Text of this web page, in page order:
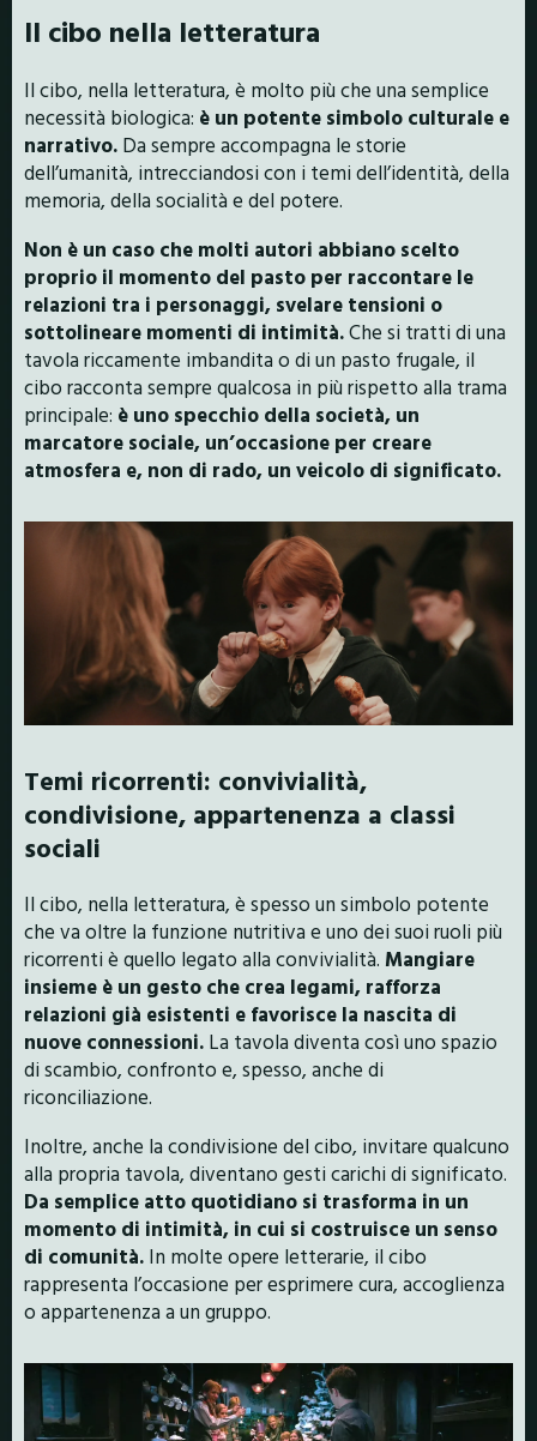
Il cibo nella letteratura
Il cibo, nella letteratura, è molto più che una semplice
necessità biologica: è un potente simbolo culturale e
narrativo. Da sempre accompagna le storie
dell’umanità, intrecciandosi con i temi dell’identità, della
memoria, della socialità e del potere.
Non è un caso che molti autori abbiano scelto
proprio il momento del pasto per raccontare le
relazioni tra i personaggi, svelare tensioni o
sottolineare momenti di intimità.Che si tratti di una
tavola riccamente imbandita o di un pasto frugale, il
cibo racconta sempre qualcosa in più rispetto alla trama
principale: è uno specchio della società, un
marcatore sociale, un’occasione per creare
atmosfera e, non di rado, un veicolo di significato.
Temi ricorrenti: convivialità,
condivisione, appartenenza a classi
sociali
Il cibo, nella letteratura, è spesso un simbolo potente
che va oltre la funzione nutritiva e uno dei suoi ruoli più
ricorrenti è quello legato alla convivialità. Mangiare
insieme è un gesto che crea legami, rafforza
relazioni già esistenti e favorisce la nascita di
nuove connessioni. La tavola diventa così uno spazio
di scambio, confronto e, spesso, anche di
riconciliazione.
Inoltre, anche la condivisione del cibo, invitare qualcuno
alla propria tavola, diventano gesti carichi di significato.
Da semplice atto quotidiano si trasforma in un
momento di intimità, in cui si costruisce un senso
di comunità. In molte opere letterarie, il cibo
rappresenta l’occasione per esprimere cura, accoglienza
o appartenenza a un gruppo.